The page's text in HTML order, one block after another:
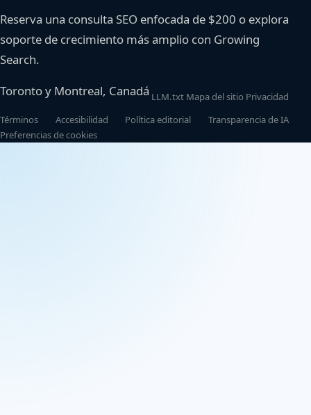
Reserva una consulta SEO enfocada de $200 o explora
soporte de crecimiento más amplio con Growing
Search.
Toronto y Montreal, Canadá LLM.txt Mapa del sitio Privacidad
Términos
Accesibilidad Política editorial
Transparencia de IA
Preferencias de cookies